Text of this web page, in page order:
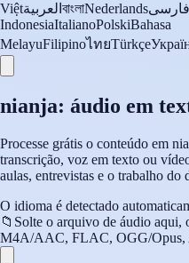
Việtالعربية বাংলাNederlandsفارسی
IndonesiaItalianoPolskiBahasa
MelayuFilipinoไทยTürkçe
nianja: áudio em
Processe grátis o conteúdo em
transcrição, voz em texto ou
aulas, entrevistas e o trabalho do
O idioma é detectado
📁 Solte o arquivo de áudio aqui,
M4A/AAC, FLAC, OGG/Opus,